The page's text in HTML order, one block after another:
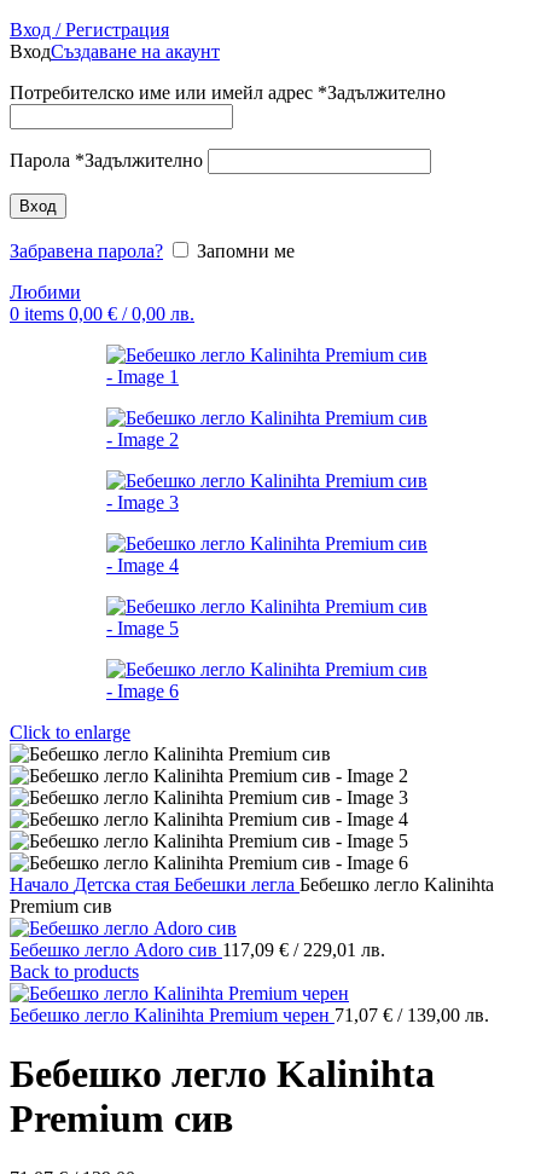
Вход / Регистрация
ВходСъздаване на акаунт
Потребителско име или имейл адрес *Задължително
Парола *Задължително
Вход
Забравена парола?
Запомни ме
Любими
0 items 0,00 € / 0,00 лв.
Click to enlarge
Начало Детска стая Бебешки легла Бебешко легло Kalinihta
Premium сив
Бебешко легло Adoro сив 117,09 € / 229,01 лв.
Back to products
Бебешко легло Kalinihta Premium черен 71,07 € / 139,00 лв.
Бебешко легло Kalinihta
Premium сив